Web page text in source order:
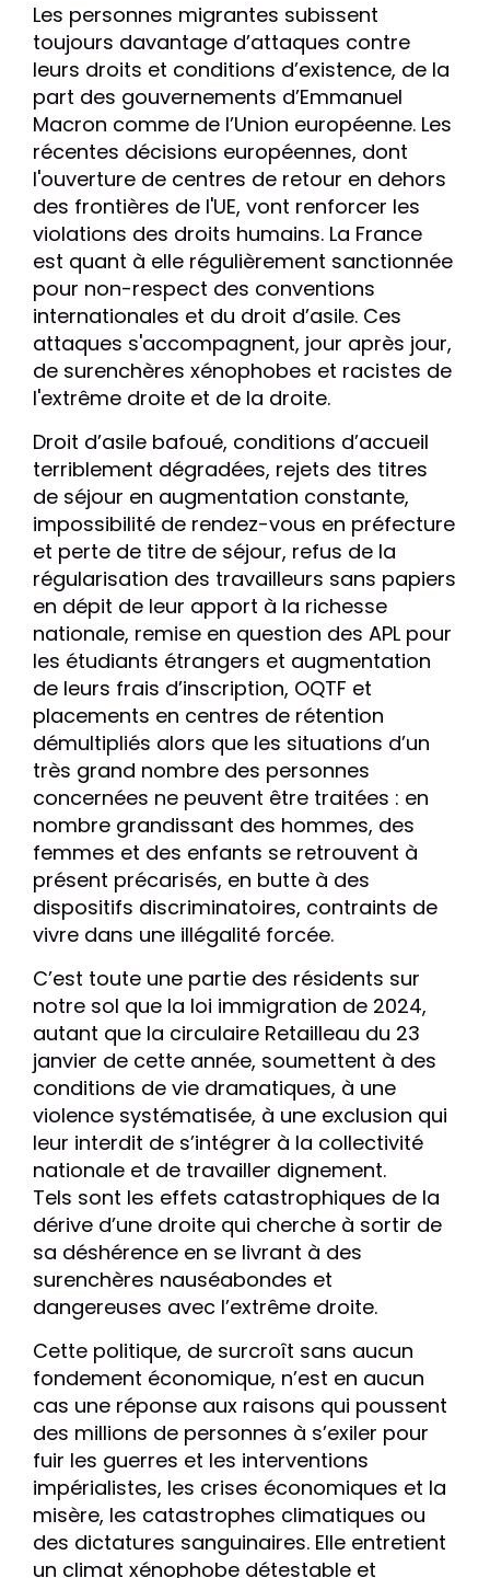
Les personnes migrantes subissent
toujours davantage d’attaques contre
leurs droits et conditions d’existence, de la
part des gouvernements d’Emmanuel
Macron comme de l’Union européenne. Les
récentes décisions européennes, dont
l'ouverture de centres de retour en dehors
des frontières de l'UE, vont renforcer les
violations des droits humains. La France
est quant à elle régulièrement sanctionnée
pour non-respect des conventions
internationales et du droit d’asile. Ces
attaques s'accompagnent, jour après jour,
de surenchères xénophobes et racistes de
l'extrême droite et de la droite.
Droit d’asile bafoué, conditions d’accueil
terriblement dégradées, rejets des titres
de séjour en augmentation constante,
impossibilité de rendez-vous en préfecture
et perte de titre de séjour, refus de la
régularisation des travailleurs sans papiers
en dépit de leur apport à la richesse
nationale, remise en question des APL pour
les étudiants étrangers et augmentation
de leurs frais d’inscription, OQTF et
placements en centres de rétention
démultipliés alors que les situations d’un
très grand nombre des personnes
concernées ne peuvent être traitées : en
nombre grandissant des hommes, des
femmes et des enfants se retrouvent à
présent précarisés, en butte à des
dispositifs discriminatoires, contraints de
vivre dans une illégalité forcée.
C’est toute une partie des résidents sur
notre sol que la loi immigration de 2024,
autant que la circulaire Retailleau du 23
janvier de cette année, soumettent à des
conditions de vie dramatiques, à une
violence systématisée, à une exclusion qui
leur interdit de s’intégrer à la collectivité
nationale et de travailler dignement.
Tels sont les effets catastrophiques de la
dérive d’une droite qui cherche à sortir de
sa déshérence en se livrant à des
surenchères nauséabondes et
dangereuses avec l’extrême droite.
Cette politique, de surcroît sans aucun
fondement économique, n’est en aucun
cas une réponse aux raisons qui poussent
des millions de personnes à s’exiler pour
fuir les guerres et les interventions
impérialistes, les crises économiques et la
misère, les catastrophes climatiques ou
des dictatures sanguinaires. Elle entretient
un climat xénophobe détestable et